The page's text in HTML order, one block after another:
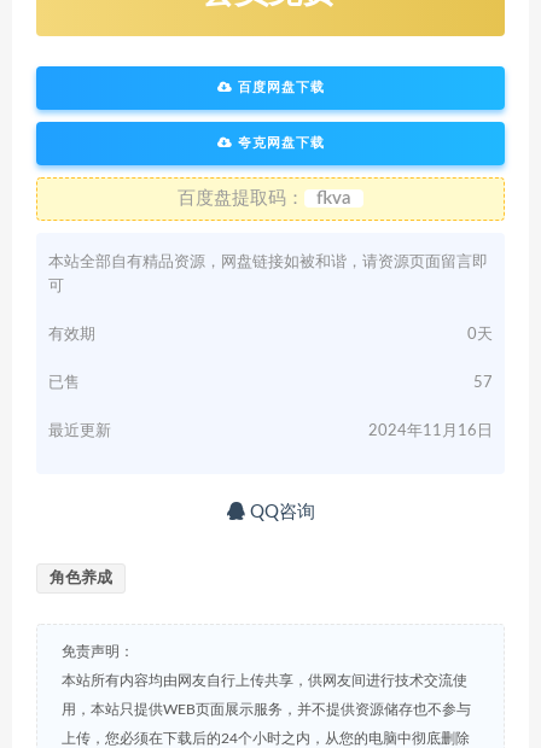
百度网盘下载
夸克网盘下载
百度盘提取码： fkva
本站全部自有精品资源，网盘链接如被和谐，请资源页面留言即
可
有效期 0天
已售 57
最近更新 2024年11月16日
QQ咨询
角色养成
免责声明：
本站所有内容均由网友自行上传共享，供网友间进行技术交流使
用，本站只提供WEB页面展示服务，并不提供资源储存也不参与
上传，您必须在下载后的24个小时之内，从您的电脑中彻底删除